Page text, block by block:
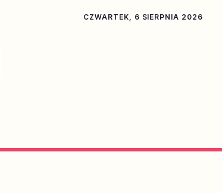
CZWARTEK, 6 SIERPNIA 2026